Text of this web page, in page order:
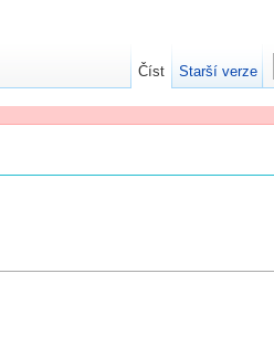
Číst Starší verze